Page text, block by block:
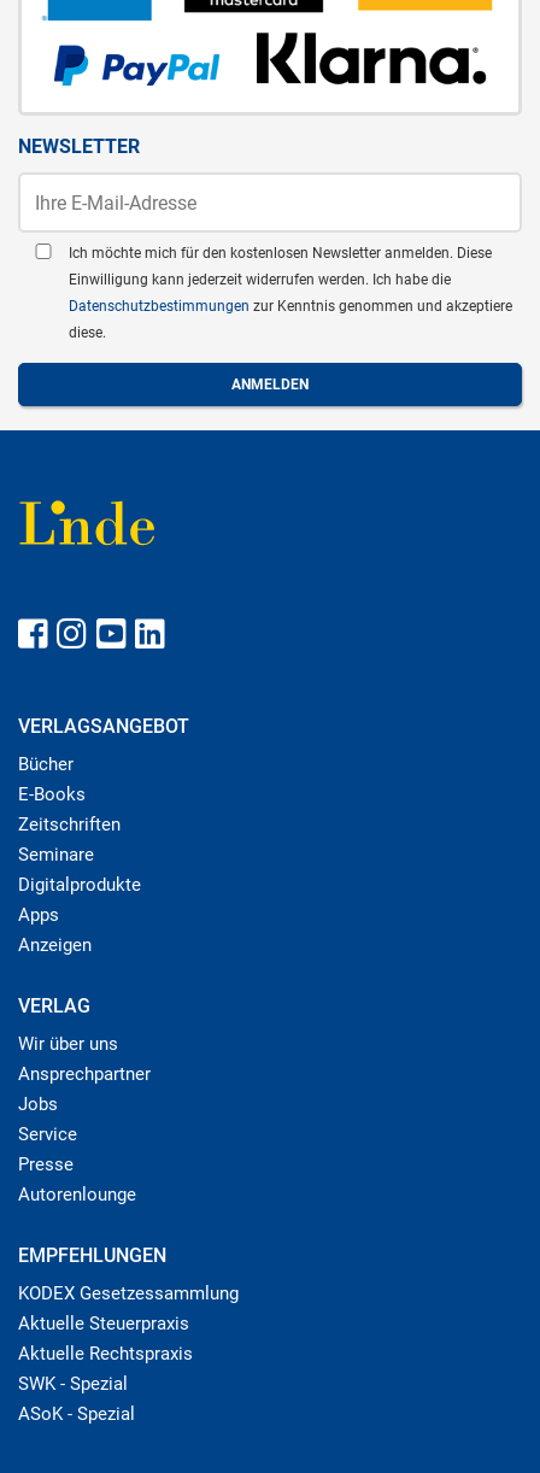
NEWSLETTER
Ich möchte mich für den kostenlosen Newsletter anmelden. Diese
Einwilligung kann jederzeit widerrufen werden. Ich habe die
Datenschutzbestimmungen zur Kenntnis genommen und akzeptiere
diese.
VERLAGSANGEBOT
Bücher
E-Books
Zeitschriften
Seminare
Digitalprodukte
Apps
Anzeigen
VERLAG
Wir über uns
Ansprechpartner
Jobs
Service
Presse
Autorenlounge
EMPFEHLUNGEN
KODEX Gesetzessammlung
Aktuelle Steuerpraxis
Aktuelle Rechtspraxis
SWK - Spezial
ASoK - Spezial